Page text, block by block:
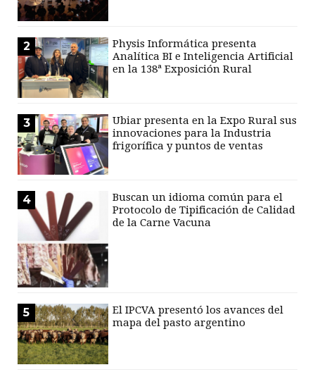
2
Physis Informática presenta
Analítica BI e Inteligencia Artificial
en la 138ª Exposición Rural
3
Ubiar presenta en la Expo Rural sus
innovaciones para la Industria
frigorífica y puntos de ventas
4
Buscan un idioma común para el
Protocolo de Tipificación de Calidad
de la Carne Vacuna
5
El IPCVA presentó los avances del
mapa del pasto argentino